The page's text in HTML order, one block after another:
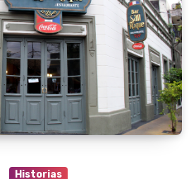
Historias